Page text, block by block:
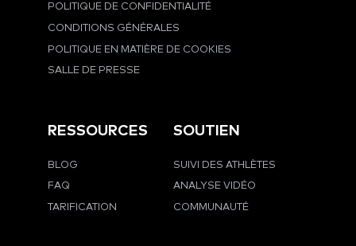
POLITIQUE DE CONFIDENTIALITÉ
CONDITIONS GÉNÉRALES
POLITIQUE EN MATIÈRE DE COOKIES
SALLE DE PRESSE
RESSOURCES
BLOG
FAQ
TARIFICATION
SOUTIEN
SUIVI DES ATHLÈTES
ANALYSE VIDÉO
COMMUNAUTÉ